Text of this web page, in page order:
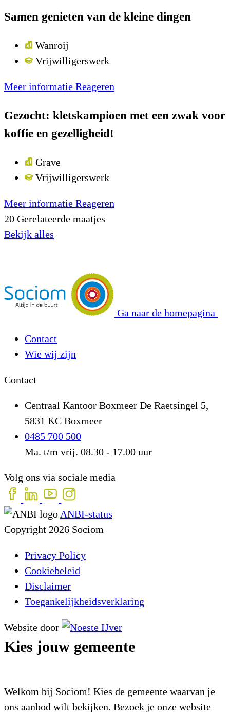
Samen genieten van de kleine dingen
Wanroij
Vrijwilligerswerk
Meer informatie Reageren
Gezocht: kletskampioen met een zwak voor
koffie en gezelligheid!
Grave
Vrijwilligerswerk
Meer informatie Reageren
20 Gerelateerde maatjes
Bekijk alles
Ga naar de homepagina
Contact
Wie wij zijn
Contact
Centraal Kantoor Boxmeer De Raetsingel 5,
5831 KC Boxmeer
0485 700 500
Ma. t/m vrij. 08.30 - 17.00 uur
Volg ons via sociale media
ANBI-status
Copyright 2026 Sociom
Privacy Policy
Cookiebeleid
Disclaimer
Toegankelijkheidsverklaring
Website door
Kies jouw gemeente
Welkom bij Sociom! Kies de gemeente waarvan je
ons aanbod wilt bekijken. Bezoek je onze website